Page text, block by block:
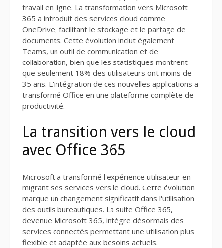
travail en ligne. La transformation vers Microsoft
365 a introduit des services cloud comme
OneDrive, facilitant le stockage et le partage de
documents. Cette évolution inclut également
Teams, un outil de communication et de
collaboration, bien que les statistiques montrent
que seulement 18% des utilisateurs ont moins de
35 ans. L'intégration de ces nouvelles applications a
transformé Office en une plateforme complète de
productivité.
La transition vers le cloud
avec Office 365
Microsoft a transformé l'expérience utilisateur en
migrant ses services vers le cloud. Cette évolution
marque un changement significatif dans l'utilisation
des outils bureautiques. La suite Office 365,
devenue Microsoft 365, intègre désormais des
services connectés permettant une utilisation plus
flexible et adaptée aux besoins actuels.